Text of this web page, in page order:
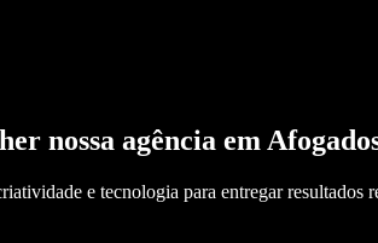
nossa agência em
e tecnologia para entregar resultados